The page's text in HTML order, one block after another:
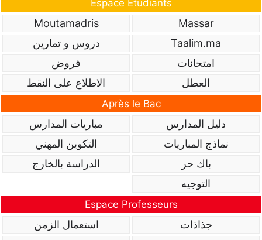
Espace Étudiants
Massar
Moutamadris
Taalim.ma
دروس و تمارين
امتحانات
فروض
العطل
الاطلاع على النقط
Après le Bac
دليل المدارس
مباريات المدارس
نماذج المباريات
التكوين المهني
باك حر
الدراسة بالخارج
التوجيه
Espace Professeurs
جذاذات
استعمال الزمن